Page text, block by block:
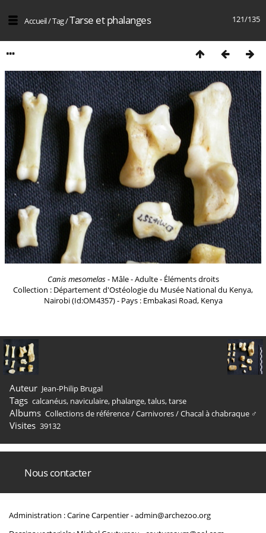
121/135
Accueil/Tag/Tarse et phalanges
Canis mesomelas- Mâle - Adulte - Éléments droits
Collection : Département d'Ostéologie du Musée National du Kenya,
Nairobi (Id:OM4357) - Pays : Embakasi Road, Kenya
Auteur Jean-Philip Brugal
Tags calcanéus, naviculaire, phalange,talus,tarse
Albums Collections de référence/Carnivores/Chacal à chabraque ♂
Visites 39132
Nous contacter
Administration : Carine Carpentier -admin@archezoo.org